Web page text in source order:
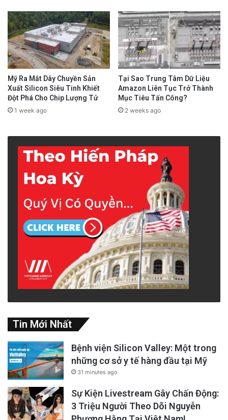
Mỹ Ra Mắt Dây Chuyền Sản
Xuất Silicon Siêu Tinh Khiết
Đột Phá Cho Chip Lượng Tử
1 week ago
Tại Sao Trung Tâm Dữ Liệu
Amazon Liên Tục Trở Thành
Mục Tiêu Tấn Công?
2 weeks ago
Tin Mới Nhất
Bệnh viện Silicon Valley: Một trong
những cơ sở y tế hàng đầu tại Mỹ
31 minutes ago
Sự Kiện Livestream Gây Chấn Động:
3 Triệu Người Theo Dõi Nguyễn